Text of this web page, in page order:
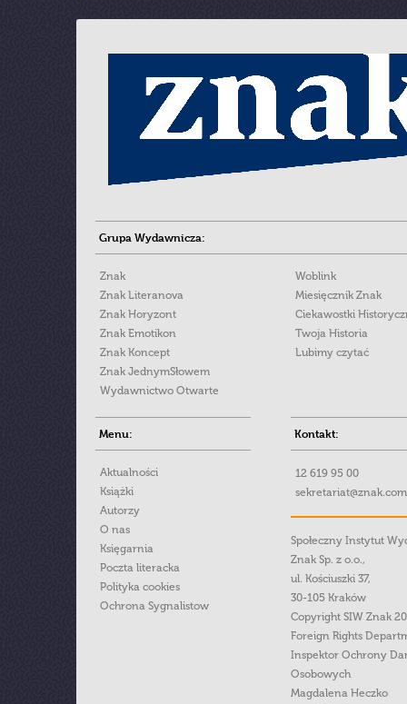
Grupa Wydawnicza:
Znak
Znak Literanova
Znak Horyzont
Znak Emotikon
Znak Koncept
Znak JednymSłowem
Wydawnictwo Otwarte
Woblink
Miesięcznik Znak
Ciekawostki
Twoja Historia
Lubimy czytać
Menu:
Aktualności
Książki
Autorzy
O nas
Księgarnia
Poczta literacka
Polityka cookies
Ochrona Sygnalistow
Kontakt:
12 619 95 00
Społeczny Instytut
Znak Sp. z o.o.,
ul. Kościuszki 37,
30-105 Kraków
Copyright SIW Znak
Foreign Rights
Inspektor Ochrony
Osobowych
Magdalena Heczko